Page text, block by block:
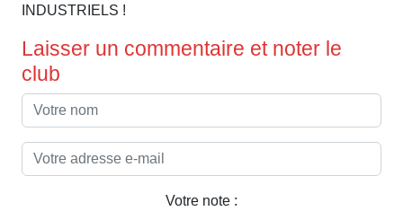
INDUSTRIELS !
Laisser un commentaire et noter le
club
Votre note :